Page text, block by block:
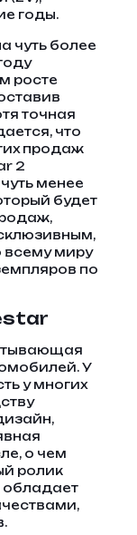
годы.
чуть более
росте
точная
что
продаж
2
менее
будет
всему миру
по
У
у многих
о чем
ролик
обладает